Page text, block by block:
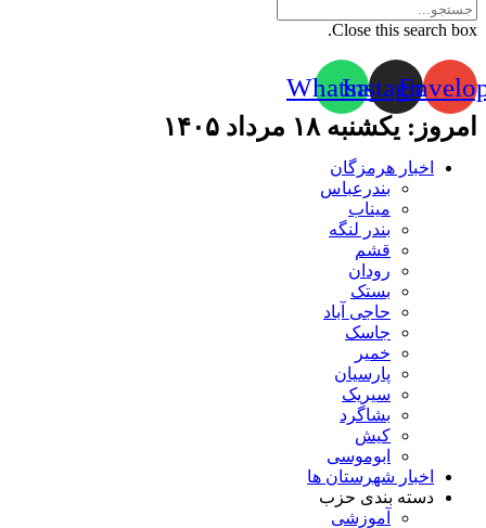
Close this search box.
Instagram
Whatsapp
امروز: یکشنبه ۱۸ مرداد ۱۴۰۵
اخبار هرمزگان
بندرعباس
میناب
بندر لنگه
قشم
رودان
بستک
حاجی آباد
جاسک
خمیر
پارسیان
سیریک
بشاگرد
کیش
ابوموسی
اخبار شهرستان ها
دسته بندی حزب
آموزشی